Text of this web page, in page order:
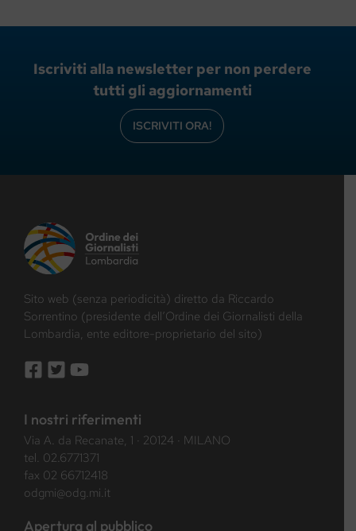
Iscriviti alla newsletter per non perdere
tutti gli aggiornamenti
ISCRIVITI ORA!
Sito web (senza periodicità) diretto da Riccardo
Sorrentino (presidente dell’Ordine dei Giornalisti della
Lombardia, ente editore-proprietario del sito)
I nostri riferimenti
Via A. da Recanate, 1 · 20124 · MILANO
tel. 02.6771371
fax 02 66712418
odgmi@odg.mi.it
Apertura al pubblico